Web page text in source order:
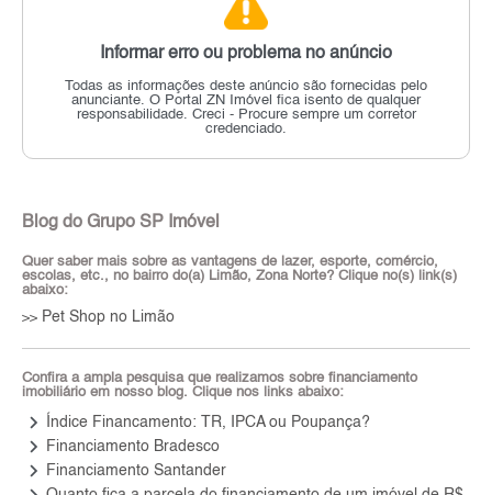
Informar erro ou problema no anúncio
Todas as informações deste anúncio são fornecidas pelo
anunciante. O Portal ZN Imóvel fica isento de qualquer
responsabilidade. Creci - Procure sempre um corretor
credenciado.
Blog do Grupo SP Imóvel
Quer saber mais sobre as vantagens de lazer, esporte, comércio,
escolas, etc., no bairro do(a) Limão, Zona Norte? Clique no(s) link(s)
abaixo:
>> Pet Shop no Limão
Confira a ampla pesquisa que realizamos sobre financiamento
imobiliário em nosso blog. Clique nos links abaixo:
keyboard_arrow_right Índice Financamento: TR, IPCA ou Poupança?
keyboard_arrow_right Financiamento Bradesco
keyboard_arrow_right Financiamento Santander